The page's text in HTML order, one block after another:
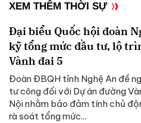
XEM THÊM THỜI SỰ
Đại biểu Quốc hội đoàn
kỹ tổng mức đầu tư, lộ
Vành đai 5
Đoàn ĐBQH tỉnh Nghệ An đề
tư công đối với Dự án đường
Nội nhằm bảo đảm tính chủ
rà soát tổng mức...